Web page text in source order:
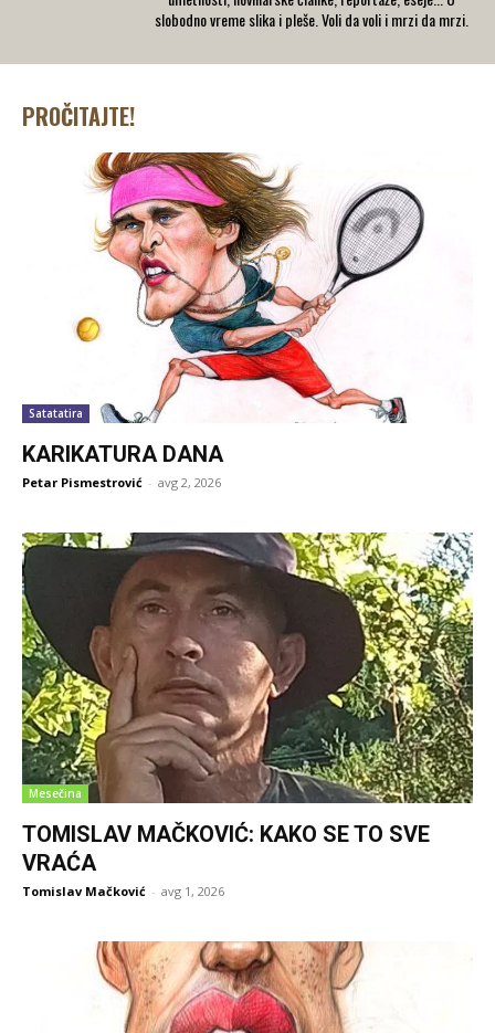
slobodno vreme slika i pleše. Voli da voli i mrzi da mrzi.
PROČITAJTE!
Satatatira
KARIKATURA DANA
Petar Pismestrović - avg 2, 2026
Mesečina
TOMISLAV MAČKOVIĆ: KAKO SE TO SVE
VRAĆA
Tomislav Mačković - avg 1, 2026